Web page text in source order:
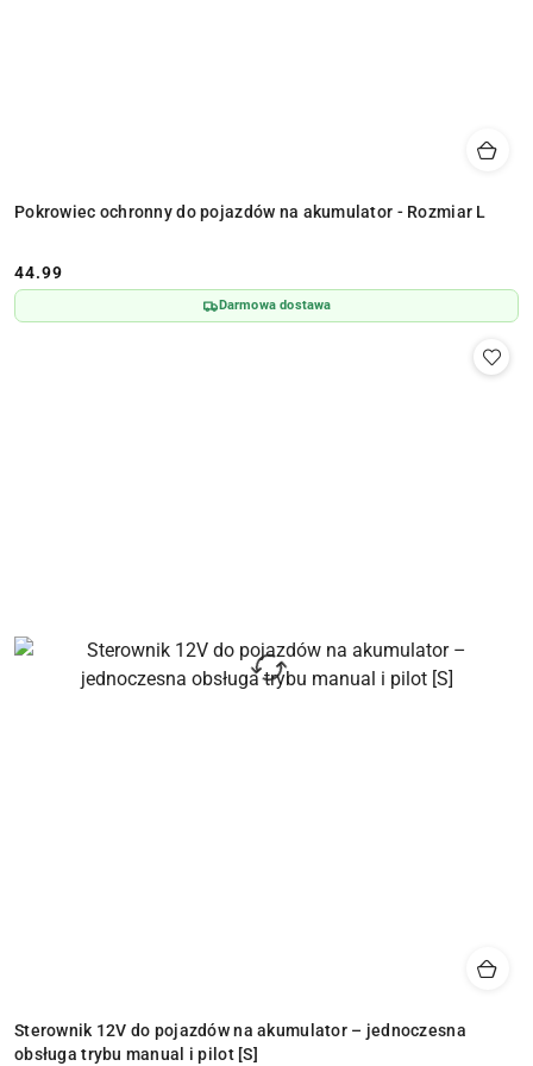
Pokrowiec ochronny do pojazdów na akumulator - Rozmiar L
Cena:
44.99
Darmowa dostawa
Sterownik 12V do pojazdów na akumulator – jednoczesna
obsługa trybu manual i pilot [S]